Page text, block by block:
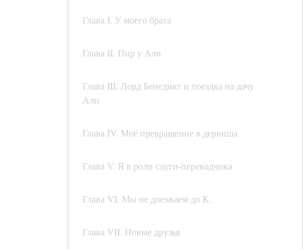
Глава I. У моего брата
Глава II. Пир у Али
Глава III. Лорд Бенедикт и поездка на дачу
Али
Глава IV. Моё превращение в дервиша
Глава V. Я в роли слуги-переводчика
Глава VI. Мы не доезжаем до К.
Глава VII. Новые друзья